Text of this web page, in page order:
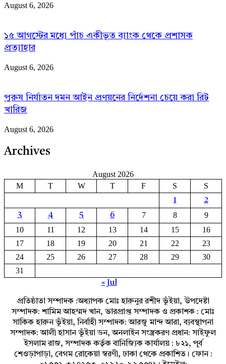
August 6, 2026
১৫ আগস্টের মধ্যে পাঁচ একীভূত ব্যাংক থেকে প্রশাসক
প্রত্যাহার
August 6, 2026
পুরুষ নির্যাতন দমন আইন প্রণয়নের নির্দেশনা চেয়ে করা রিট
খারিজ
August 6, 2026
Archives
August 2026
M
T W T F S S
1
2
3
4 5 6 7 8
9
10
11 12 13 14 15
16
17
18 19 20 21 22
23
24
25 26 27 28 29
30
31
« Jul
প্রতিষ্ঠাতা সম্পাদক :অধ্যাপক মোঃ হারুনুর রশীদ ভূঁইয়া, উপদেষ্টা
সম্পাদক: শামিম আহম্মদ খান, ভারপ্রাপ্ত সম্পাদক ও প্রকাশক : মোঃ
সাকিক হারুন ভূঁইয়া, নির্বাহী সম্পাদক: আরজু মান্দ আরা, ব্যবস্থাপনা
সম্পাদক: আলী হাসান ভূঁইয়া ডন, অনলাইন সংস্ত্রকরণ প্রধান: সাইফুল
ইসলাম রাজ, সম্পাদক কর্তৃক বানিজ্যিক কার্যালয় : ৮২১, পূর্ব
শেওড়াপাড়া, বেগম রোকেয়া স্বরণী, ঢাকা থেকে প্রকাশিত। ফোন :